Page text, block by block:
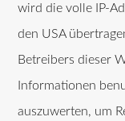
wird die volle IP-
den USA
Betreibers dieser
Informationen
auszuwerten, um